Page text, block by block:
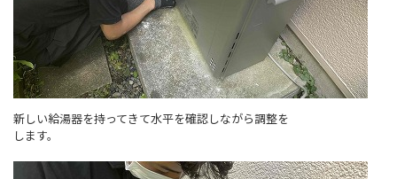
新しい給湯器を持ってきて水平を確認しながら調整を
します。